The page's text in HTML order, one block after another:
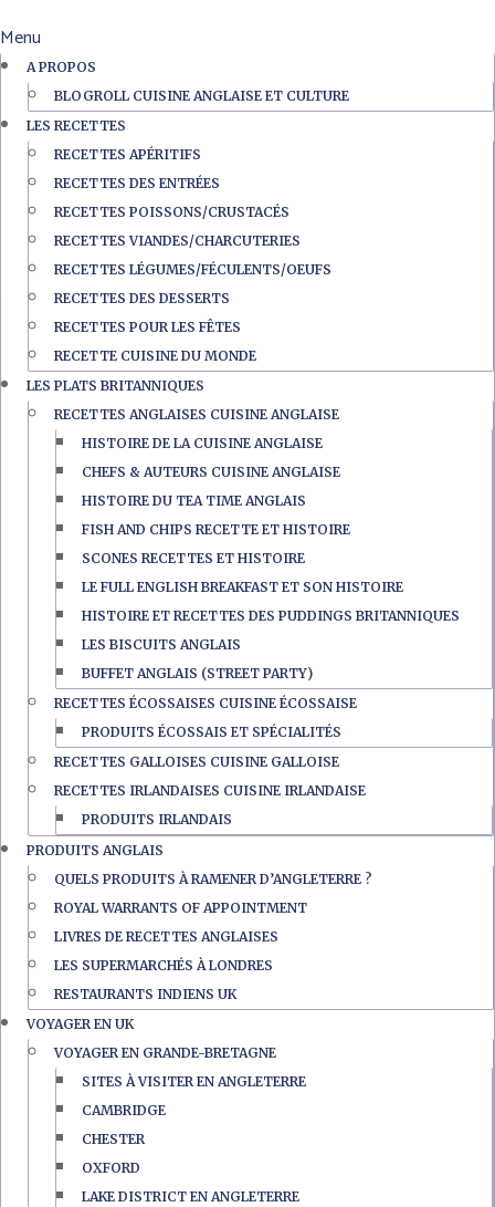
Menu
A PROPOS
BLOGROLL CUISINE ANGLAISE ET CULTURE
LES RECETTES
RECETTES APÉRITIFS
RECETTES DES ENTRÉES
RECETTES POISSONS/CRUSTACÉS
RECETTES VIANDES/CHARCUTERIES
RECETTES LÉGUMES/FÉCULENTS/OEUFS
RECETTES DES DESSERTS
RECETTES POUR LES FÊTES
RECETTE CUISINE DU MONDE
LES PLATS BRITANNIQUES
RECETTES ANGLAISES CUISINE ANGLAISE
HISTOIRE DE LA CUISINE ANGLAISE
CHEFS & AUTEURS CUISINE ANGLAISE
HISTOIRE DU TEA TIME ANGLAIS
FISH AND CHIPS RECETTE ET HISTOIRE
SCONES RECETTES ET HISTOIRE
LE FULL ENGLISH BREAKFAST ET SON HISTOIRE
HISTOIRE ET RECETTES DES PUDDINGS BRITANNIQUES
LES BISCUITS ANGLAIS
BUFFET ANGLAIS (STREET PARTY)
RECETTES ÉCOSSAISES CUISINE ÉCOSSAISE
PRODUITS ÉCOSSAIS ET SPÉCIALITÉS
RECETTES GALLOISES CUISINE GALLOISE
RECETTES IRLANDAISES CUISINE IRLANDAISE
PRODUITS IRLANDAIS
PRODUITS ANGLAIS
QUELS PRODUITS À RAMENER D’ANGLETERRE ?
ROYAL WARRANTS OF APPOINTMENT
LIVRES DE RECETTES ANGLAISES
LES SUPERMARCHÉS À LONDRES
RESTAURANTS INDIENS UK
VOYAGER EN UK
VOYAGER EN GRANDE-BRETAGNE
SITES À VISITER EN ANGLETERRE
CAMBRIDGE
CHESTER
OXFORD
LAKE DISTRICT EN ANGLETERRE